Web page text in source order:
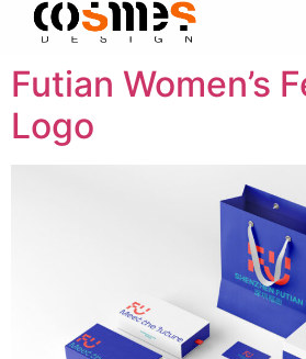
Futian Women’s
Logo